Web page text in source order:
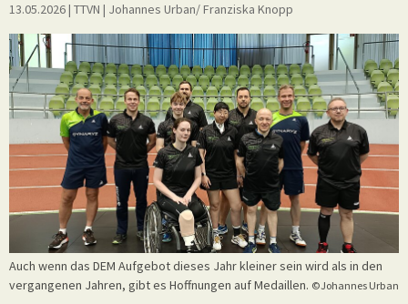
13.05.2026| TTVN | Johannes Urban/ Franziska Knopp
Auch wenn das DEM Aufgebot dieses Jahr kleiner sein wird als in den
vergangenen Jahren, gibt es Hoffnungen auf Medaillen. ©Johannes Urban